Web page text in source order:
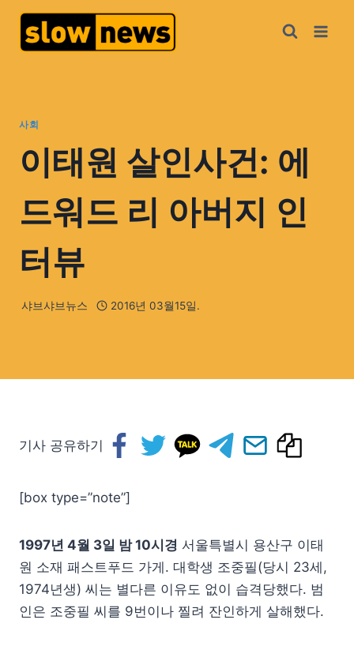
사회
이태원 살인사건: 에
드워드 리 아버지 인
터뷰
샤브샤브뉴스 2016년 03월15일.
기사 공유하기
[box type=”note”]
1997년 4월 3일 밤 10시경 서울특별시 용산구 이태
원 소재 패스트푸드 가게. 대학생 조중필(당시 23세,
1974년생) 씨는 별다른 이유도 없이 습격당했다. 범
인은 조중필 씨를 9번이나 찔려 잔인하게 살해했다.